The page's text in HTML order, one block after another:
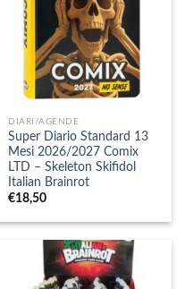
DIARI/AGENDE
Super Diario Standard 13
Mesi 2026/2027 Comix
LTD – Skeleton Skifidol
Italian Brainrot
€18,50